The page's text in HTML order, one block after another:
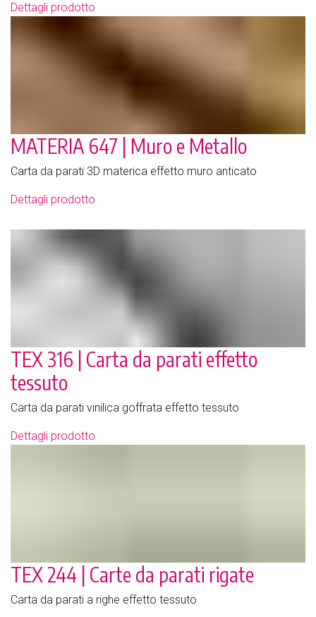
Dettagli prodotto
MATERIA 647 | Muro e Metallo
Carta da parati 3D materica effetto muro anticato
Dettagli prodotto
TEX 316 | Carta da parati effetto
tessuto
Carta da parati vinilica goffrata effetto tessuto
Dettagli prodotto
TEX 244 | Carte da parati rigate
Carta da parati a righe effetto tessuto